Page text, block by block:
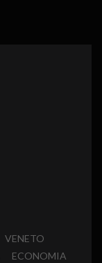
VENETO
ECONOMIA